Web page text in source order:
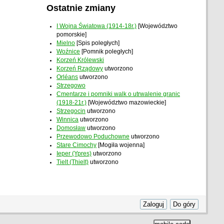
Ostatnie zmiany
I Wojna Światowa (1914-18r.) [Województwo
pomorskie]
Mielno [Spis poległych]
Woźnice [Pomnik poległych]
Korzeń Królewski
Korzeń Rządowy utworzono
Orléans utworzono
Strzegowo
Cmentarze i pomniki walk o utrwalenie granic
(1918-21r.) [Województwo mazowieckie]
Strzegocin utworzono
Winnica utworzono
Domosław utworzono
Przewodowo Poduchowne utworzono
Stare Cimochy [Mogiła wojenna]
Ieper (Ypres) utworzono
Tielt (Thielt) utworzono